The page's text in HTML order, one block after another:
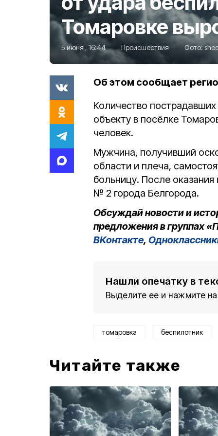
Томаровке
5 июня , 16:44 Происшествия Фото:
Об этом сообщает
Количество
объекту в посёлке
человек.
Мужчина, получивший
области и плеча,
больницу. После
№ 2 города Белгорода.
Обсуждай новости и
предложения в группах
ВКонтакте,
Нашли опечатку в
Выделите ее и нажмите на
томаровка беспилотник
Читайте также